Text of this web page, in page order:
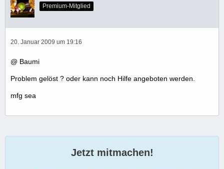
Premium-Mitglied
20. Januar 2009 um 19:16
@ Baumi
Problem gelöst ? oder kann noch Hilfe angeboten werden.
mfg sea
Jetzt mitmachen!